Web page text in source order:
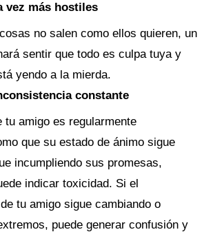
vez más hostiles
no salen como ellos quieren, un
sentir que todo es culpa tuya y
yendo a la mierda.
constante
tu amigo es regularmente
que su estado de ánimo sigue
incumpliendo sus promesas,
indicar toxicidad. Si el
tu amigo sigue cambiando o
puede generar confusión y